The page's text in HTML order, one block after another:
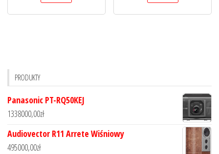
PRODUKTY
Panasonic PT-RQ50KEJ
1338000,00zł
Audiovector R11 Arrete Wiśniowy
495000,00zł